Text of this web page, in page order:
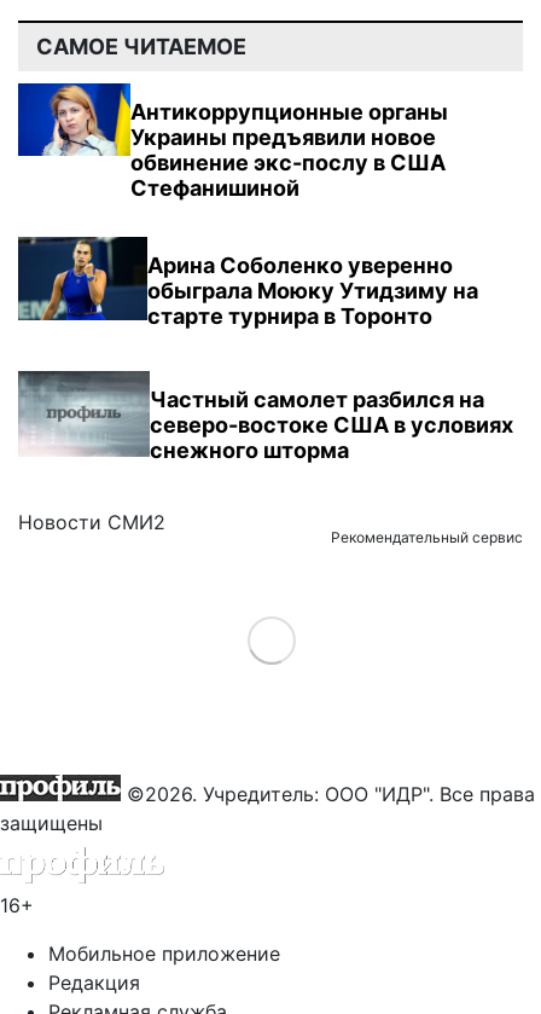
САМОЕ ЧИТАЕМОЕ
Антикоррупционные органы
Украины предъявили новое
обвинение экс-послу в США
Стефанишиной
Арина Соболенко уверенно
обыграла Моюку Утидзиму на
старте турнира в Торонто
Частный самолет разбился на
северо-востоке США в условиях
снежного шторма
Новости СМИ2
Рекомендательный сервис
Load More
©2026. Учредитель: ООО "ИДР". Все права
защищены
16+
Мобильное приложение
Редакция